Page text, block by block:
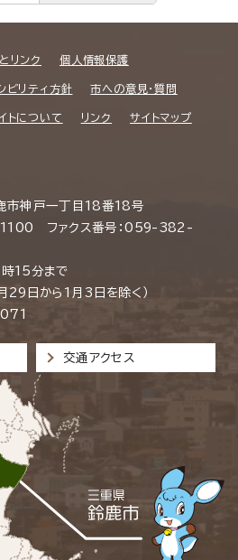
リンク 個人情報保護
ビリティ方針 市への意見・質問
トについて リンク サイトマップ
神戸一丁目18番18号
ファクス番号：059-382-
15分まで
29日から1月3日を除く）
交通アクセス